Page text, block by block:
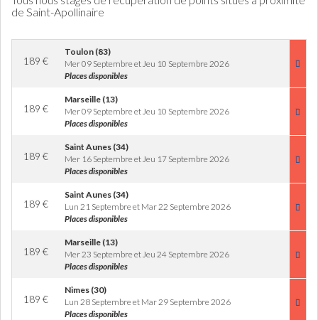
de Saint-Apollinaire
189 €
Toulon (83)
Mer 09 Septembre et Jeu 10 Septembre 2026
Places disponibles
189 €
Marseille (13)
Mer 09 Septembre et Jeu 10 Septembre 2026
Places disponibles
189 €
Saint Aunes (34)
Mer 16 Septembre et Jeu 17 Septembre 2026
Places disponibles
189 €
Saint Aunes (34)
Lun 21 Septembre et Mar 22 Septembre 2026
Places disponibles
189 €
Marseille (13)
Mer 23 Septembre et Jeu 24 Septembre 2026
Places disponibles
189 €
Nimes (30)
Lun 28 Septembre et Mar 29 Septembre 2026
Places disponibles